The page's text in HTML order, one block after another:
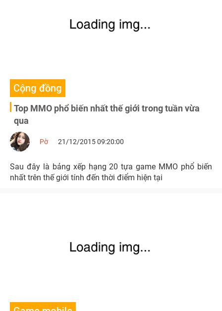
Cộng đồng
Top MMO phổ biến nhất thế giới trong tuần vừa
qua
Pờ 21/12/2015 09:20:00
Sau đây là bảng xếp hạng 20 tựa game MMO phổ biến
nhất trên thế giới tính đến thời điểm hiện tại